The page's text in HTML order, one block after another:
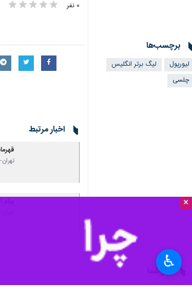
×
۰ نفر
برچسب‌ها
لیورپول
لیگ برتر انگلیس
چلسی
اخبار مرتبط
نظر شما
♿︎